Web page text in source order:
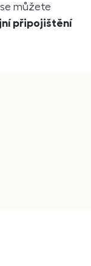
můžete
připojištění